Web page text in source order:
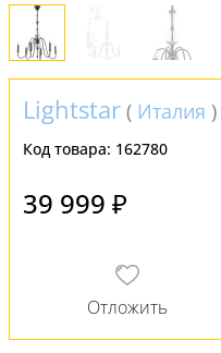
Lightstar ( Италия )
Код товара: 162780
39 999 ₽